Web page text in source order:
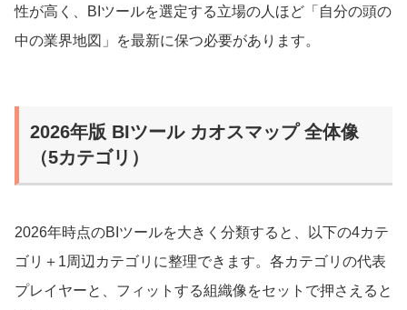
性が高く、BIツールを選定する立場の人ほど「自分の頭の
中の業界地図」を最新に保つ必要があります。
2026年版 BIツール カオスマップ 全体像
（5カテゴリ）
2026年時点のBIツールを大きく分類すると、以下の4カテ
ゴリ＋1周辺カテゴリに整理できます。各カテゴリの代表
プレイヤーと、フィットする組織像をセットで押さえると